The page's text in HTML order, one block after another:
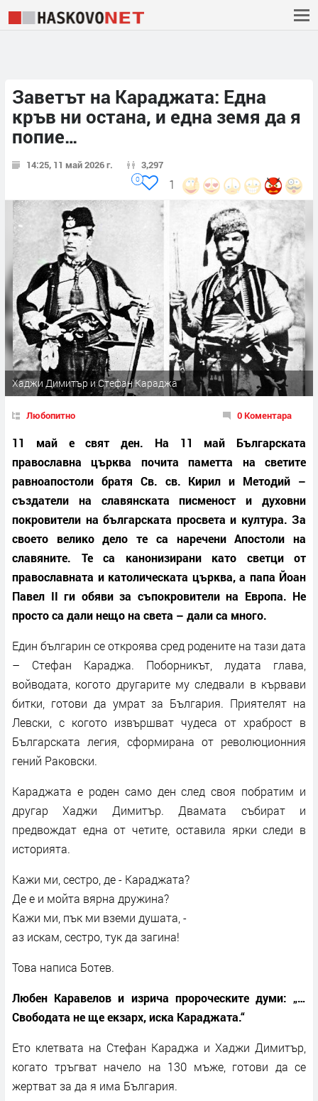
Заветът на Караджата: Една
кръв ни остана, и една земя да я
попие…
14:25, 11 май 2026 г. 3,297
1
0
Хаджи Димитър и Стефан Караджа
Любопитно 0 Коментара
11 май е свят ден. На 11 май Българската
православна църква почита паметта на светите
равноапостоли братя Св. св. Кирил и Методий –
създатели на славянската писменост и духовни
покровители на българската просвета и култура. За
своето велико дело те са наречени Апостоли на
славяните. Те са канонизирани като светци от
православната и католическата църква, а папа Йоан
Павел II ги обяви за съпокровители на Европа. Не
просто са дали нещо на света – дали са много.
Един българин се откроява сред родените на тази дата
– Стефан Караджа. Поборникът, лудата глава,
войводата, когото другарите му следвали в кървави
битки, готови да умрат за България. Приятелят на
Левски, с когото извършват чудеса от храброст в
Българската легия, сформирана от революционния
гений Раковски.
Караджата е роден само ден след своя побратим и
другар Хаджи Димитър. Двамата събират и
предвождат една от четите, оставила ярки следи в
историята.
Кажи ми, сестро, де - Караджата?
Де е и мойта вярна дружина?
Кажи ми, пък ми вземи душата, -
аз искам, сестро, тук да загина!
Това написа Ботев.
Любен Каравелов и изрича пророческите думи: „…
Свободата не ще екзарх, иска Караджата.“
Ето клетвата на Стефан Караджа и Хаджи Димитър,
когато тръгват начело на 130 мъже, готови да се
жертват за да я има България.